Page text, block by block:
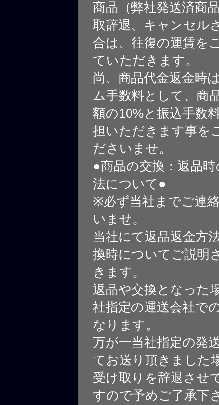
商品（弊社発送済商
取辞退、キャンセル
合は、往復の運賃を
ていただきます。
尚、商品代金返金時
ム手数料として、商
額の10%と振込手数
担いただきます事を
ださいませ。
●商品の交換：返品
法について●
※必ず当社までご連
いませ。
当社にて返品返金方
換時についてご説明
きます。
返品や交換となった
社指定の運送会社で
なります。
万が一当社指定の発
てお送り頂きました
受け取りを辞退させ
すので予めご了承下